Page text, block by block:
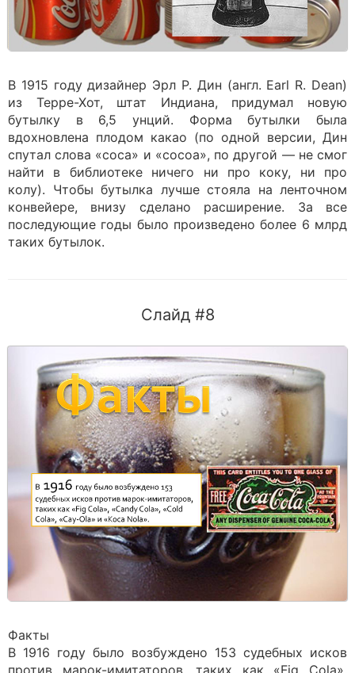
В 1915 году дизайнер Эрл Р. Дин (англ. Earl R. Dean)
из Терре-Хот, штат Индиана, придумал новую
бутылку в 6,5 унций. Форма бутылки была
вдохновлена плодом какао (по одной версии, Дин
спутал слова «coca» и «cocoa», по другой — не смог
найти в библиотеке ничего ни про коку, ни про
колу). Чтобы бутылка лучше стояла на ленточном
конвейере, внизу сделано расширение. За все
последующие годы было произведено более 6 млрд
таких бутылок.
Слайд #8
Факты
В 1916 году было возбуждено 153 судебных исков
против марок-имитаторов, таких как «Fig Cola»,